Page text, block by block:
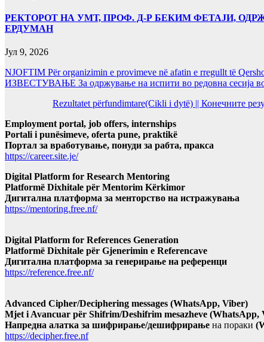
РЕКТОРОТ НА УМТ, ПРОФ. Д-Р БЕКИМ ФЕТАЈИ,
ЕРДУМАН
Јул 9, 2026
NJOFTIM Për organizimin e provimeve në afatin e rregullt të
ИЗВЕСТУВАЊЕ За одржување на испити во редовна сесија во
Rezultatet përfundimtare(Cikli i dytë) || Конечните
Employment portal, job offers, internships
Portali i punësimeve, oferta pune, praktikë
Портал за вработување, понуди за рабта, пракса
https://career.site.je/
Digital Platform for Research Mentoring
Platformë Dixhitale për Mentorim Kërkimor
Дигитална платформа за менторство на истражувања
https://mentoring.free.nf/
Digital Platform for References Generation
Platformë Dixhitale për Gjenerimin e Referencave
Дигитална платформа за генерирање на референци
https://reference.free.nf/
Advanced Cipher/Deciphering messages (WhatsApp, Viber)
Mjet i Avancuar për Shifrim/Deshifrim mesazheve (WhatsApp,
Напредна алатка за шифрирање/дешифрирање на пораки
https://decipher.free.nf